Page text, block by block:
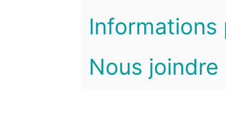
Informations
Nous joindre